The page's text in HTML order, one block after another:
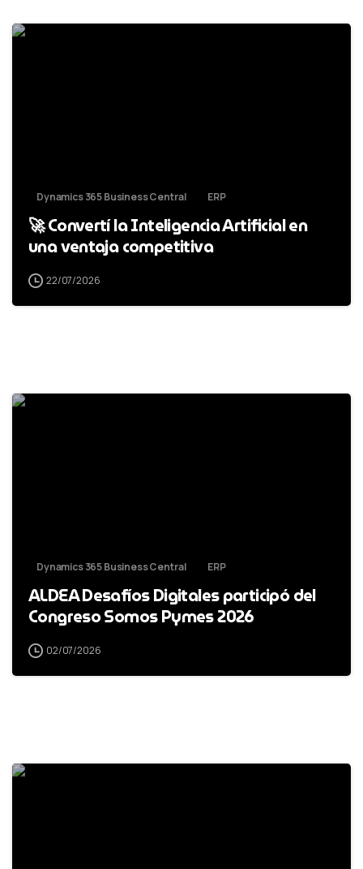
Dynamics 365 Business Central ERP
🚀 Convertí la Inteligencia Artificial en
una ventaja competitiva
22/07/2026
Dynamics 365 Business Central ERP
ALDEA Desafíos Digitales participó del
Congreso Somos Pymes 2026
02/07/2026